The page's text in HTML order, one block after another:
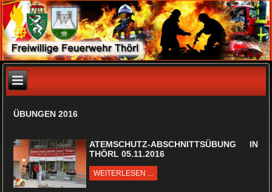
ÜBUNGEN 2016
ATEMSCHUTZ-ABSCHNITTSÜBUNG IN
THÖRL 05.11.2016
WEITERLESEN ...